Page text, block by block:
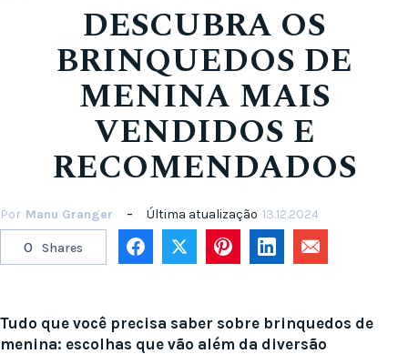
DESCUBRA OS
BRINQUEDOS DE
MENINA MAIS
VENDIDOS E
RECOMENDADOS
Por Manu Granger Última atualização 13.12.2024
0 Shares
Tudo que você precisa saber sobre brinquedos de
menina: escolhas que vão além da diversão